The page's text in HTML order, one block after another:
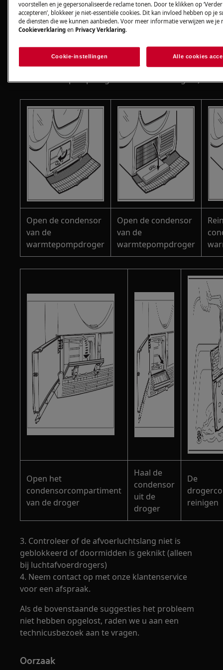
2. Reinig de condensor en het
condensorcompartiment van de droger (alleen
voor warmtepompdrogers en condensdrogers).
Open de condensor
van de
warmtepompdroger
Open de condensor
van de
warmtepompdroger
Open het
condensorcompartiment
van de droger
Haal de
condensor
uit de
droger
De
reinigen
3. Controleer of de afvoerluchtslang niet is
geblokkeerd of doormidden is geknikt (alleen
bij luchtafvoerdrogers)
4. Neem contact op met onze klantenservice
voor een afspraak.
Als de bovenstaande suggesties het probleem
niet hebben opgelost, raden we u aan een
technicusbezoek aan te vragen.
Oorzaak
voorstellen en je gepersonaliseerde reclame tonen. Door te klikken op
accepteren’, blokkeer je niet-essentiële cookies. Dit kan invloed hebben op je
de diensten die we kunnen aanbieden. Voor meer informatie verwijzen we je
Cookieverklaringen Privacy Verklaring.
Cookie-instellingen Alle cookies